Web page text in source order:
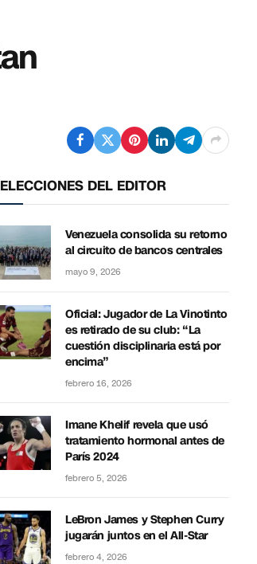
DEL EDITOR
Venezuela consolida su retorno
al circuito de bancos centrales
mayo 9, 2026
Oficial: Jugador de La Vinotinto
es retirado de su club: “La
cuestión disciplinaria está por
encima”
febrero 16, 2026
Imane Khelif revela que usó
tratamiento hormonal antes de
París 2024
febrero 5, 2026
LeBron James y Stephen Curry
jugarán juntos en el All-Star
febrero 4, 2026